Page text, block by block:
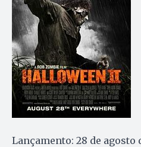
Lançamento: 28 de agosto